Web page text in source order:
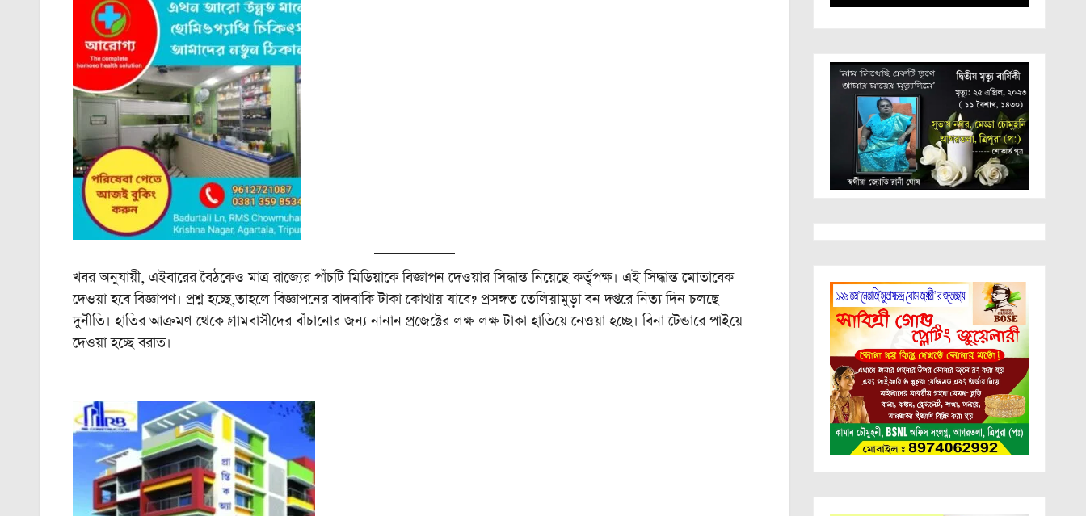
খবর অনুযায়ী, এইবারের বৈঠকেও মাত্র রাজ্যের পাঁচটি মিডিয়াকে বিজ্ঞাপন দেওয়ার সিদ্ধান্ত নিয়েছে কর্তৃপক্ষ। এই সিদ্ধান্ত মোতাবেক
দেওয়া হবে বিজ্ঞাপণ। প্রশ্ন হচ্ছে,তাহলে বিজ্ঞাপনের বাদবাকি টাকা কোথায় যাবে? প্রসঙ্গত তেলিয়ামুড়া বন দপ্তরে নিত্য দিন চলছে
দুর্নীতি। হাতির আক্রমণ থেকে গ্রামবাসীদের বাঁচানোর জন্য নানান প্রজেক্টের লক্ষ লক্ষ টাকা হাতিয়ে নেওয়া হচ্ছে। বিনা টেন্ডারে পাইয়ে
দেওয়া হচ্ছে বরাত।